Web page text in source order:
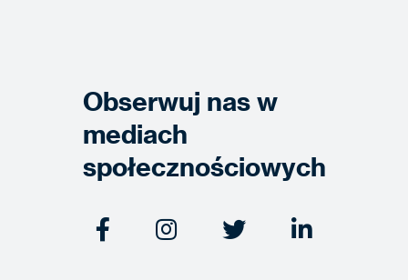
Obserwuj nas w
mediach
społecznościowych
   